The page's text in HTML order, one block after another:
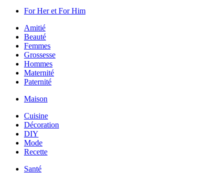
For Her et For Him
Amitié
Beauté
Femmes
Grossesse
Hommes
Maternité
Paternité
Maison
Cuisine
Décoration
DIY
Mode
Recette
Santé